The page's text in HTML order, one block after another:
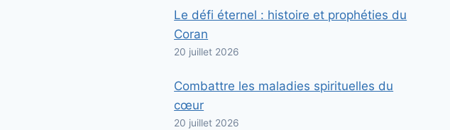
Le défi éternel : histoire et prophéties du
Coran
20 juillet 2026
Combattre les maladies spirituelles du
cœur
20 juillet 2026